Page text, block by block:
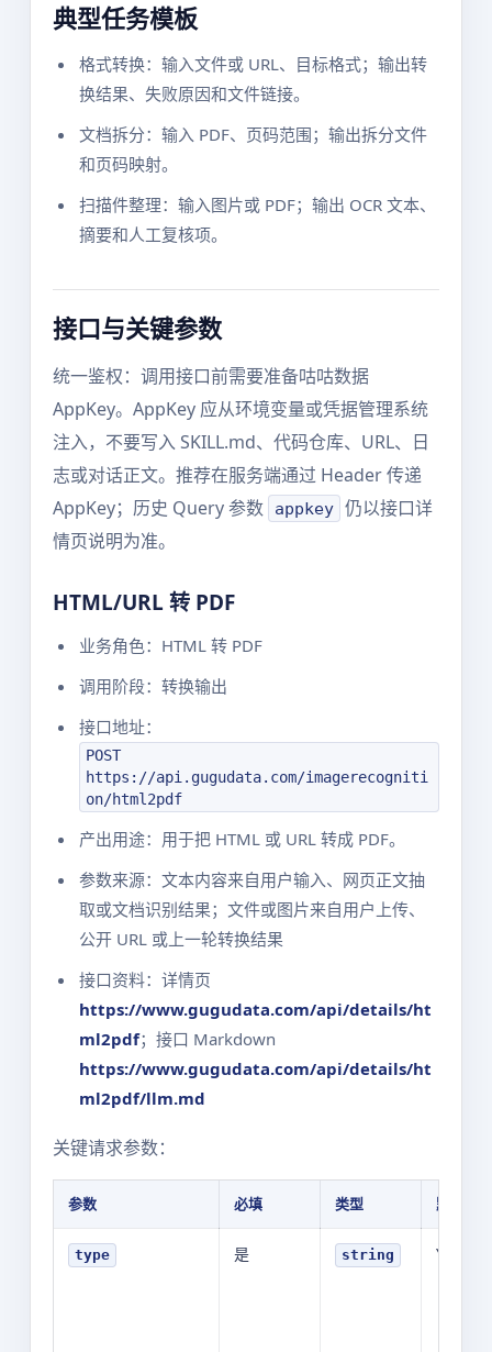
典型任务模板
格式转换：输入文件或 URL、目标格式；输出转
换结果、失败原因和文件链接。
文档拆分：输入 PDF、页码范围；输出拆分文件
和页码映射。
扫描件整理：输入图片或 PDF；输出 OCR 文本、
摘要和人工复核项。
接口与关键参数
统一鉴权：调用接口前需要准备咕咕数据
AppKey。AppKey 应从环境变量或凭据管理系统
注入，不要写入 SKILL.md、代码仓库、URL、日
志或对话正文。推荐在服务端通过 Header 传递
AppKey；历史 Query 参数
appkey 仍以接口详
情页说明为准。
HTML/URL 转 PDF
业务角色：HTML 转 PDF
调用阶段：转换输出
接口地址：
POST
https://api.gugudata.com/imagerecogniti
on/html2pdf
产出用途：用于把 HTML 或 URL 转成 PDF。
参数来源：文本内容来自用户输入、网页正文抽
取或文档识别结果；文件或图片来自用户上传、
公开 URL 或上一轮转换结果
接口资料：详情页
https://www.gugudata.com/api/details/ht
ml2pdf；接口 Markdown
https://www.gugudata.com/api/details/ht
ml2pdf/llm.md
关键请求参数：
参数 必填 类型 默认值
type 是 string